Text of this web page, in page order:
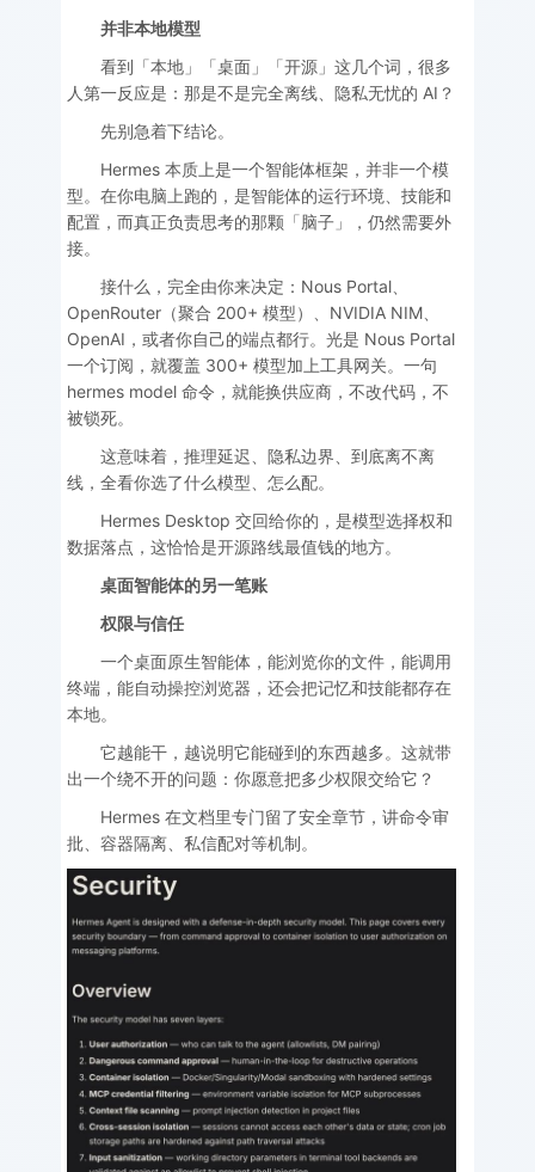
并非本地模型
看到「本地」「桌面」「开源」这几个词，很多
人第一反应是：那是不是完全离线、隐私无忧的 AI？
先别急着下结论。
Hermes 本质上是一个智能体框架，并非一个模
型。在你电脑上跑的，是智能体的运行环境、技能和
配置，而真正负责思考的那颗「脑子」，仍然需要外
接。
接什么，完全由你来决定：Nous Portal、
OpenRouter（聚合 200+ 模型）、NVIDIA NIM、
OpenAI，或者你自己的端点都行。光是 Nous Portal
一个订阅，就覆盖 300+ 模型加上工具网关。一句
hermes model 命令，就能换供应商，不改代码，不
被锁死。
这意味着，推理延迟、隐私边界、到底离不离
线，全看你选了什么模型、怎么配。
Hermes Desktop 交回给你的，是模型选择权和
数据落点，这恰恰是开源路线最值钱的地方。
桌面智能体的另一笔账
权限与信任
一个桌面原生智能体，能浏览你的文件，能调用
终端，能自动操控浏览器，还会把记忆和技能都存在
本地。
它越能干，越说明它能碰到的东西越多。这就带
出一个绕不开的问题：你愿意把多少权限交给它？
Hermes 在文档里专门留了安全章节，讲命令审
批、容器隔离、私信配对等机制。